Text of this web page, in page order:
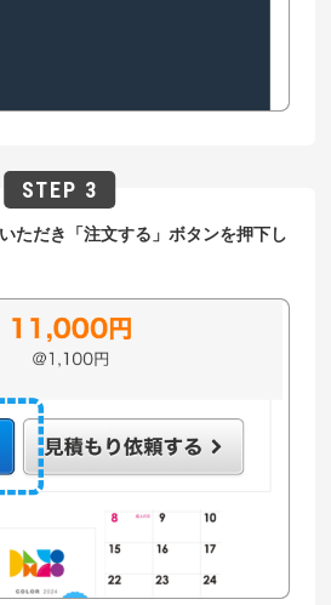
ただき「注文する」ボタンを押下し